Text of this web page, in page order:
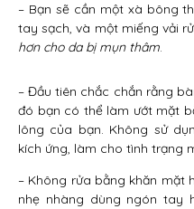
– Bạn sẽ cần một xà bông
tay sạch, và một miếng vải
hơn cho da bị mụn thâm.
– Đầu tiên chắc chắn rằng
đó bạn có thể làm ướt mặt
lông của bạn. Không sử
kích ứng, làm cho tình trạng
– Không rửa bằng khăn mặt
nhẹ nhàng dùng ngón tay